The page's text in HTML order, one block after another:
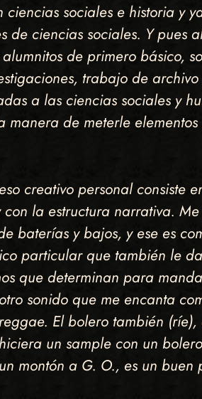
ciencias sociales e historia
de ciencias sociales. Y
de primero básico,
trabajo de
a las ciencias sociales y
de meterle
creativo personal
la estructura narrativa.
baterías y bajos, y ese es
particular que también le
que determinan para
sonido que me encanta
El bolero también
un sample con un
montón a G. O., es un